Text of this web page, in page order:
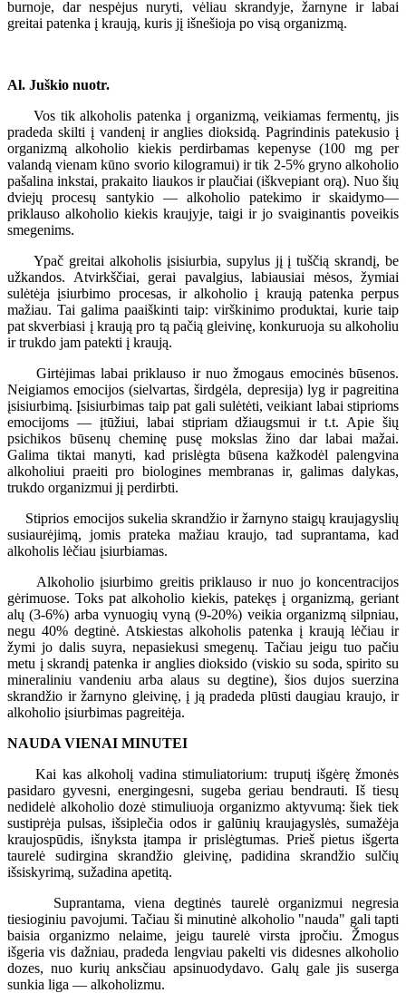
burnoje, dar nespėjus nuryti, vėliau skrandyje, žarnyne ir labai
greitai patenka į kraują, kuris jį išnešioja po visą organizmą.
Al. Juškio nuotr.
Vos tik alkoholis patenka į organizmą, veikiamas fermentų, jis
pradeda skilti į vandenį ir anglies dioksidą. Pagrindinis patekusio į
organizmą alkoholio kiekis perdirbamas kepenyse (100 mg per
valandą vienam kūno svorio kilogramui) ir tik 2-5% gryno alkoholio
pašalina inkstai, prakaito liaukos ir plaučiai (iškvepiant orą). Nuo šių
dviejų procesų santykio — alkoholio patekimo ir skaidymo—
priklauso alkoholio kiekis kraujyje, taigi ir jo svaiginantis poveikis
smegenims.
Ypač greitai alkoholis įsisiurbia, supylus jį į tuščią skrandį, be
užkandos. Atvirkščiai, gerai pavalgius, labiausiai mėsos, žymiai
sulėtėja įsiurbimo procesas, ir alkoholio į kraują patenka perpus
mažiau. Tai galima paaiškinti taip: virškinimo produktai, kurie taip
pat skverbiasi į kraują pro tą pačią gleivinę, konkuruoja su alkoholiu
ir trukdo jam patekti į kraują.
Girtėjimas labai priklauso ir nuo žmogaus emocinės būsenos.
Neigiamos emocijos (sielvartas, širdgėla, depresija) lyg ir pagreitina
įsisiurbimą. Įsisiurbimas taip pat gali sulėtėti, veikiant labai stiprioms
emocijoms — įtūžiui, labai stipriam džiaugsmui ir t.t. Apie šių
psichikos būsenų cheminę pusę mokslas žino dar labai mažai.
Galima tiktai manyti, kad prislėgta būsena kažkodėl palengvina
alkoholiui praeiti pro biologines membranas ir, galimas dalykas,
trukdo organizmui jį perdirbti.
Stiprios emocijos sukelia skrandžio ir žarnyno staigų kraujagyslių
susiaurėjimą, jomis prateka mažiau kraujo, tad suprantama, kad
alkoholis lėčiau įsiurbiamas.
Alkoholio įsiurbimo greitis priklauso ir nuo jo koncentracijos
gėrimuose. Toks pat alkoholio kiekis, patekęs į organizmą, geriant
alų (3-6%) arba vynuogių vyną (9-20%) veikia organizmą silpniau,
negu 40% degtinė. Atskiestas alkoholis patenka į kraują lėčiau ir
žymi jo dalis suyra, nepasiekusi smegenų. Tačiau jeigu tuo pačiu
metu į skrandį patenka ir anglies dioksido (viskio su soda, spirito su
mineraliniu vandeniu arba alaus su degtine), šios dujos suerzina
skrandžio ir žarnyno gleivinę, į ją pradeda plūsti daugiau kraujo, ir
alkoholio įsiurbimas pagreitėja.
NAUDA VIENAI MINUTEI
Kai kas alkoholį vadina stimuliatorium: truputį išgėrę žmonės
pasidaro gyvesni, energingesni, sugeba geriau bendrauti. Iš tiesų
nedidelė alkoholio dozė stimuliuoja organizmo aktyvumą: šiek tiek
sustiprėja pulsas, išsiplečia odos ir galūnių kraujagyslės, sumažėja
kraujospūdis, išnyksta įtampa ir prislėgtumas. Prieš pietus išgerta
taurelė sudirgina skrandžio gleivinę, padidina skrandžio sulčių
išsiskyrimą, sužadina apetitą.
Suprantama, viena degtinės taurelė organizmui negresia
tiesioginiu pavojumi. Tačiau ši minutinė alkoholio "nauda" gali tapti
baisia organizmo nelaime, jeigu taurelė virsta įpročiu. Žmogus
išgeria vis dažniau, pradeda lengviau pakelti vis didesnes alkoholio
dozes, nuo kurių anksčiau apsinuodydavo. Galų gale jis suserga
sunkia liga — alkoholizmu.